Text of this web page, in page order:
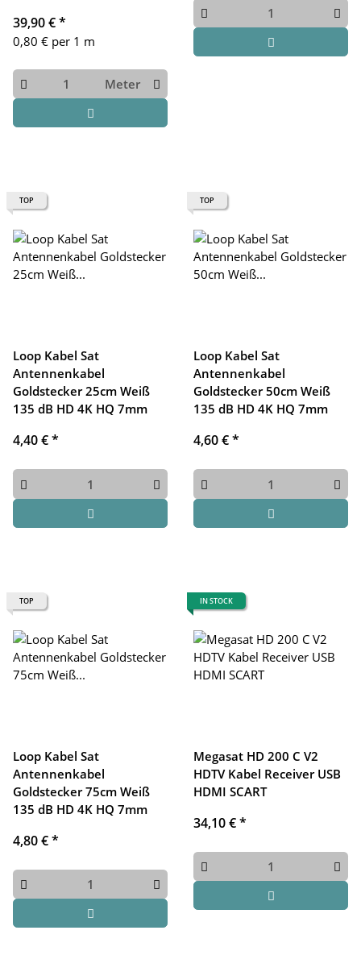
39,90 €*
0,80 € per 1 m
Meter
TOP
Loop Kabel Sat
Antennenkabel
Goldstecker 25cm Weiß
135 dB HD 4K HQ 7mm
4,40 €*
TOP
Loop Kabel Sat
Antennenkabel
Goldstecker 50cm Weiß
135 dB HD 4K HQ 7mm
4,60 €*
TOP
Loop Kabel Sat
Antennenkabel
Goldstecker 75cm Weiß
135 dB HD 4K HQ 7mm
4,80 €*
IN STOCK
Megasat HD 200 C V2
HDTV Kabel Receiver USB
HDMI SCART
34,10 €*